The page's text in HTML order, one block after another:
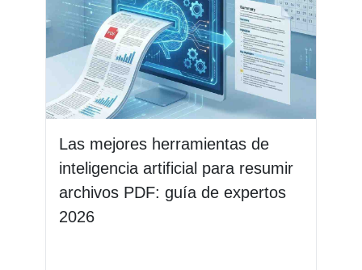
Las mejores herramientas de
inteligencia artificial para resumir
archivos PDF: guía de expertos
2026